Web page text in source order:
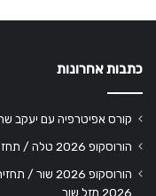
כתבות אחרונות
קורס אפיטרפיה עם יעקב
הורוסקופ 2026 טלה / תחזית אסטרולוגיה שנתית מזל טלה
הורוסקופ
2026 מזל שור